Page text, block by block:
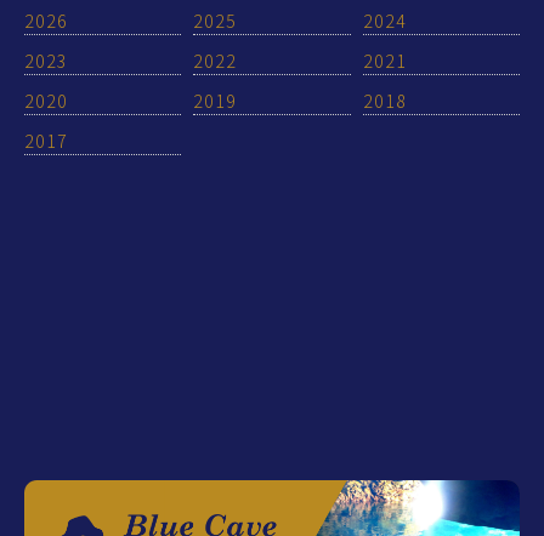
2026
2025
2024
2023
2022
2021
2020
2019
2018
2017